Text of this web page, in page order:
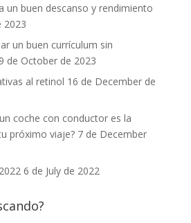
un buen descanso y rendimiento
2023
un buen currículum sin
9 de October de 2023
al retinol 16 de December de
coche con conductor es la
próximo viaje? 7 de December
6 de July de 2022